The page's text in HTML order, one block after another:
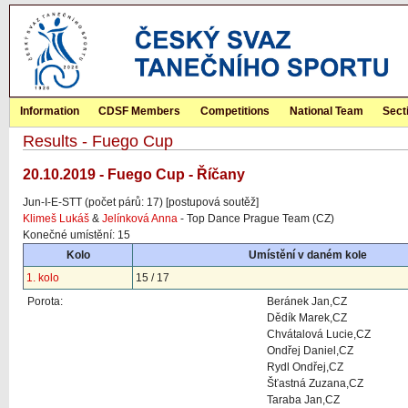
Information CDSF Members Competitions National Team
Results - Fuego Cup
20.10.2019 - Fuego Cup - Říčany
Jun-I-E-STT (počet párů: 17) [postupová soutěž]
Klimeš Lukáš & Jelínková Anna - Top Dance Prague Team (CZ)
Konečné umístění: 15
Kolo
Umístění v daném kole
1. kolo
15 / 17
Porota:
Beránek Jan,CZ
Dědík Marek,CZ
Chvátalová Lucie,CZ
Ondřej Daniel,CZ
Rydl Ondřej,CZ
Šťastná Zuzana,CZ
Taraba Jan,CZ